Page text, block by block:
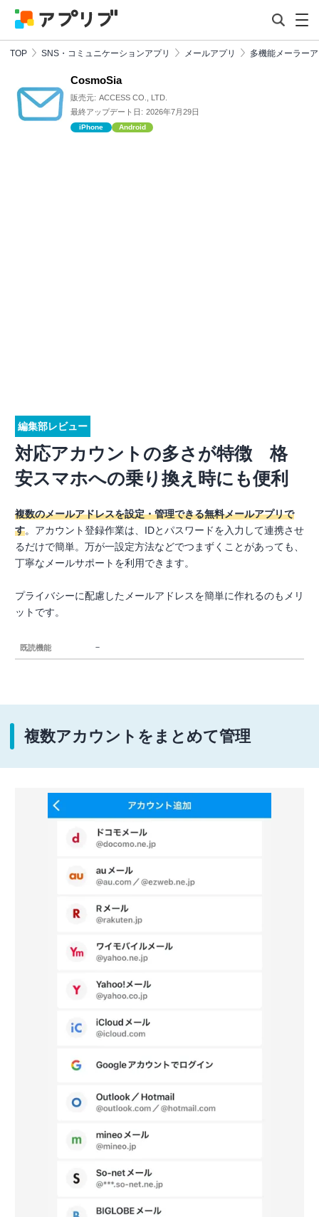
TOP SNS・コミュニケーションアプリ メールアプリ 多機能メーラー
CosmoSia
販売元: ACCESS CO., LTD.
最終アップデート日: 2026年7月29日
iPhone Android
編集部レビュー
対応アカウントの多さが特徴 格
安スマホへの乗り換え時にも便利
複数のメールアドレスを設定・管理できる無料メールアプリで
す。アカウント登録作業は、IDとパスワードを入力して連携させ
るだけで簡単。万が一設定方法などでつまずくことがあっても、
丁寧なメールサポートを利用できます。
プライバシーに配慮したメールアドレスを簡単に作れるのもメリ
ットです。
既読機能 －
複数アカウントをまとめて管理